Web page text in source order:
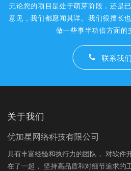
无论您的项目是处于萌芽阶段，还是
意见，我们都愿闻其详。我们很擅长
做一些事半功倍方面的
联系我们
关于我们
优加星网络科技有限公司
具有丰富经验和执行力的团队， 对软件
在了一起， 坚持高品质和对细节追求的